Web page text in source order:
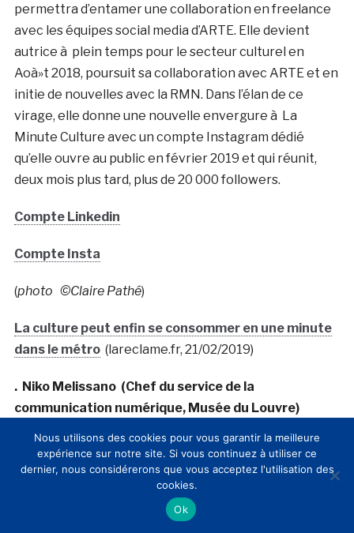
permettra d’entamer une collaboration en freelance
avec les équipes social media d’ARTE. Elle devient
autrice à plein temps pour le secteur culturel en
Aoà»t 2018, poursuit sa collaboration avec ARTE et en
initie de nouvelles avec la RMN. Dans l’élan de ce
virage, elle donne une nouvelle envergure à La
Minute Culture avec un compte Instagram dédié
qu’elle ouvre au public en février 2019 et qui réunit,
deux mois plus tard, plus de 20 000 followers.
Compte Linkedin
Compte Insta
(photo ©Claire Pathé)
La culture peut enfin se consommer en une minute
dans le métro(lareclame.fr, 21/02/2019)
. Niko Melissano(Chef du service de la
communication numérique, Musée du Louvre)
Amant des arts classiques, Niko a
suivi des études littéraires à
Lecce dans le sud de l’Italie. à€ la
suite d’un déménagement à Paris,
Nous utilisons des cookies pour vous garantir la meilleure
expérience sur notre site. Si vous continuez à utiliser ce
dernier, nous considérerons que vous acceptez l'utilisation des
cookies.
Ok